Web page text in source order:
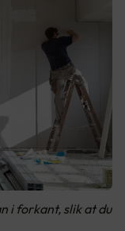
i forkant, slik at du